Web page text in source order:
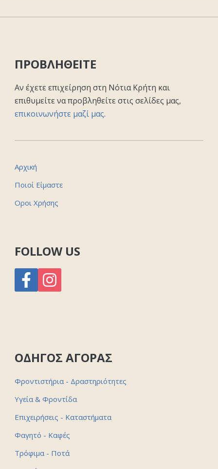
ΠΡΟΒΛΗΘΕΙΤΕ
Αν έχετε επιχείρηση στη Νότια Κρήτη και
επιθυμείτε να προβληθείτε στις σελίδες μας,
επικοινωνήστε μαζί μας.
Αρχική
Ποιοί Είμαστε
Οροι Χρήσης
FOLLOW US
ΟΔΗΓΟΣ ΑΓΟΡΑΣ
Φροντιστήρια - Δραστηριότητες
Υγεία & Φροντίδα
Επιχειρήσεις - Καταστήματα
Φαγητό - Καφές
Τρόφιμα - Ποτά